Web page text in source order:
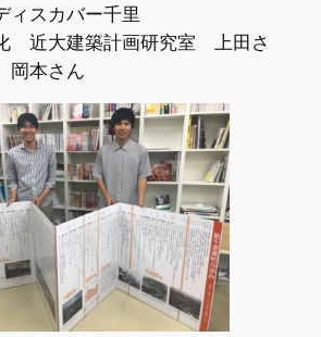
スカバー千里
近大建築計画研究室 上田さ
岡本さん